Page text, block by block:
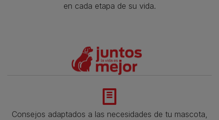
en cada etapa de su vida.​
Consejos adaptados a las necesidades de tu mascota,